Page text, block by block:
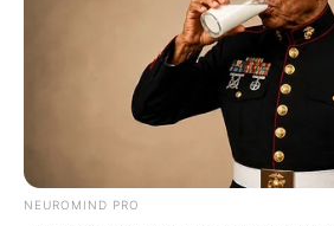
NEUROMIND PRO